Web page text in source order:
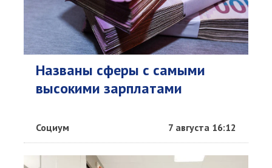
Названы сферы с самыми
высокими зарплатами
Социум 7 августа 16:12